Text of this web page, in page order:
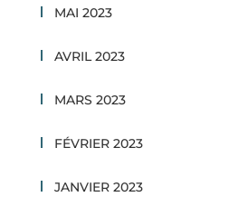
MAI 2023
AVRIL 2023
MARS 2023
FÉVRIER 2023
JANVIER 2023